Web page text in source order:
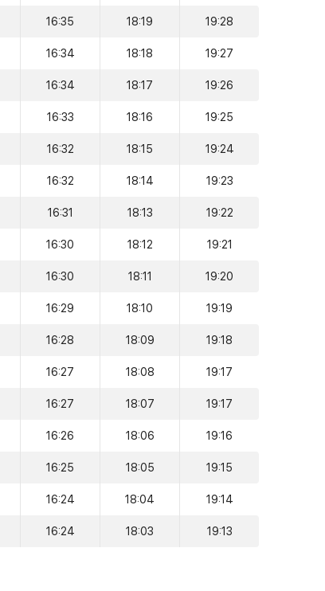
16:35 18:19 19:28
16:34 18:18 19:27
16:34 18:17 19:26
16:33 18:16 19:25
16:32 18:15 19:24
16:32 18:14 19:23
16:31 18:13 19:22
16:30 18:12 19:21
16:30 18:11 19:20
16:29 18:10 19:19
16:28 18:09 19:18
16:27 18:08 19:17
16:27 18:07 19:17
16:26 18:06 19:16
16:25 18:05 19:15
16:24 18:04 19:14
16:24 18:03 19:13